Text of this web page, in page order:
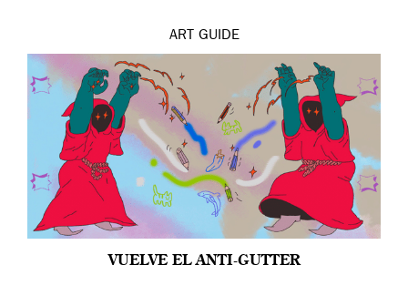
ART GUIDE
VUELVE EL ANTI-GUTTER